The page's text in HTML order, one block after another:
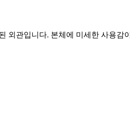
외관입니다. 본체에 미세한 사용감